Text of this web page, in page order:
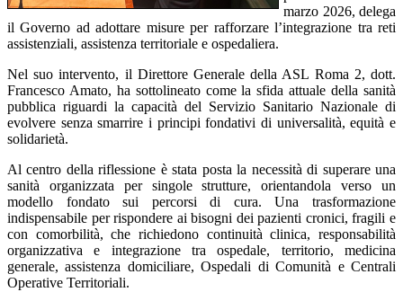
marzo 2026, delega
il Governo ad adottare misure per rafforzare l’integrazione tra reti
assistenziali, assistenza territoriale e ospedaliera.
Nel suo intervento, il Direttore Generale della ASL Roma 2, dott.
Francesco Amato, ha sottolineato come la sfida attuale della sanità
pubblica riguardi la capacità del Servizio Sanitario Nazionale di
evolvere senza smarrire i principi fondativi di universalità, equità e
solidarietà.
Al centro della riflessione è stata posta la necessità di superare una
sanità organizzata per singole strutture, orientandola verso un
modello fondato sui percorsi di cura. Una trasformazione
indispensabile per rispondere ai bisogni dei pazienti cronici, fragili e
con comorbilità, che richiedono continuità clinica, responsabilità
organizzativa e integrazione tra ospedale, territorio, medicina
generale, assistenza domiciliare, Ospedali di Comunità e Centrali
Operative Territoriali.